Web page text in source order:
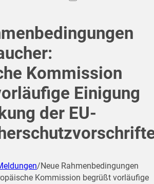
Kommission
Einigung
der EU-
/Neue Rahmenbedingungen
Kommission begrüßt vorläufige